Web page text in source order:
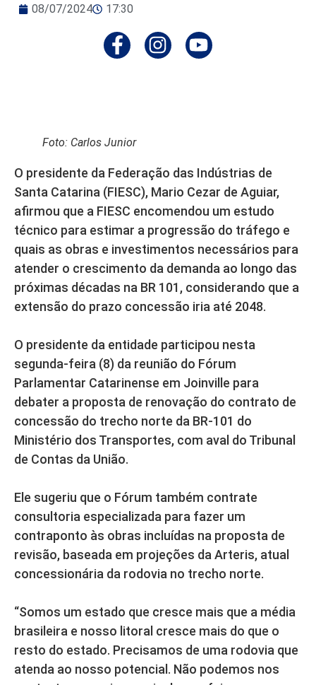
08/07/2024 17:30
Foto: Carlos Junior
O presidente da Federação das Indústrias de
Santa Catarina (FIESC), Mario Cezar de Aguiar,
afirmou que a FIESC encomendou um estudo
técnico para estimar a progressão do tráfego e
quais as obras e investimentos necessários para
atender o crescimento da demanda ao longo das
próximas décadas na BR 101, considerando que a
extensão do prazo concessão iria até 2048.
O presidente da entidade participou nesta
segunda-feira (8) da reunião do Fórum
Parlamentar Catarinense em Joinville para
debater a proposta de renovação do contrato de
concessão do trecho norte da BR-101 do
Ministério dos Transportes, com aval do Tribunal
de Contas da União.
Ele sugeriu que o Fórum também contrate
consultoria especializada para fazer um
contraponto às obras incluídas na proposta de
revisão, baseada em projeções da Arteris, atual
concessionária da rodovia no trecho norte.
“Somos um estado que cresce mais que a média
brasileira e nosso litoral cresce mais do que o
resto do estado. Precisamos de uma rodovia que
atenda ao nosso potencial. Não podemos nos